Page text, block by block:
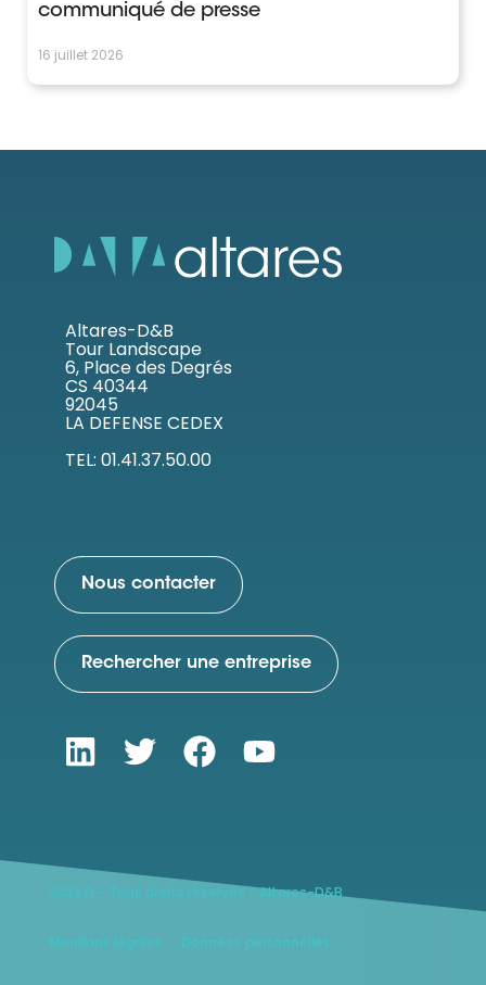
communiqué de presse
16 juillet 2026
Altares-D&B
Tour Landscape
6, Place des Degrés
CS 40344
92045
LA DEFENSE CEDEX
TEL: 01.41.37.50.00
Nous contacter
Rechercher une entreprise
2022 © - Tous droits réservés - Altares-D&B
Mentions légales Données personnelles